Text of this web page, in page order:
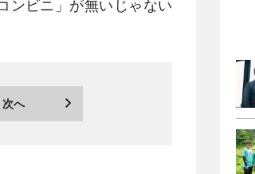
ンビニ」が無いじゃない
次へ